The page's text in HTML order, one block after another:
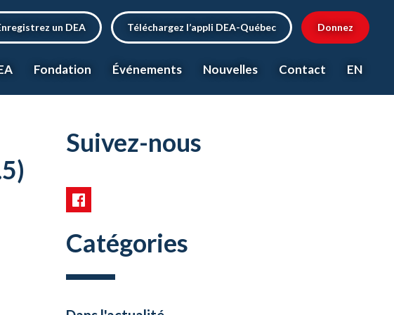
un DEA Téléchargez l’appli DEA-Québec Donnez
Fondation Événements Nouvelles Contact EN
Suivez-nous
Catégories